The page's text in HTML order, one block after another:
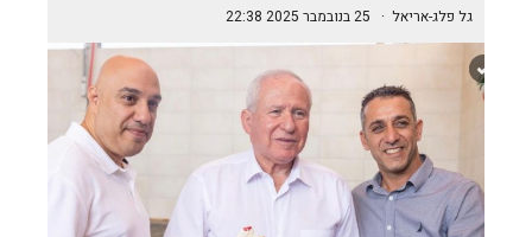
גל פלג-אריאל · 25 בנובמבר 2025 22:38